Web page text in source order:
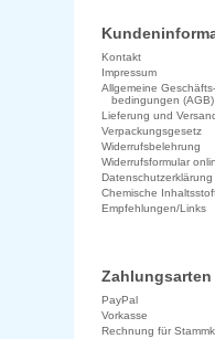
Kontakt
Impressum
Allgemeine Geschäfts-
bedingungen (AGB)
Lieferung und
Verpackungsgesetz
Widerrufsbelehrung
Widerrufsformular
Datenschutzerklärung
Chemische
Empfehlungen/Links
Zahlungsarten
PayPal
Vorkasse
Rechnung für